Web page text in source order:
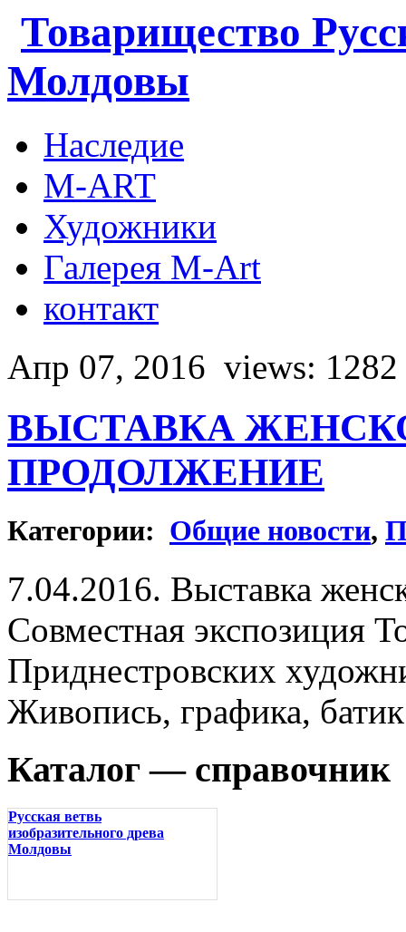
Товарищество
Молдовы
Наследие
M-ART
Художники
Галерея M-Art
контакт
Апр 07, 2016 views: 1282
ВЫСТАВКА
ПРОДОЛЖЕНИЕ
Категории: Общие новости,
7.04.2016. Выставка
Совместная экспозиция
Приднестровских
Живопись, графика,
Каталог — справочник
Русская ветвь
изобразительного древа
Молдовы